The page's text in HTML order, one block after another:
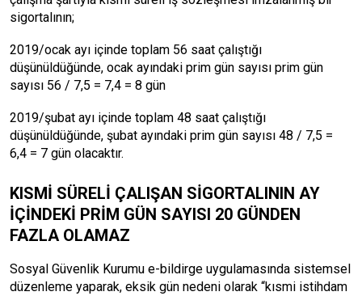
sigortalının;
2019/ocak ayı içinde toplam 56 saat çalıştığı
düşünüldüğünde, ocak ayındaki prim gün sayısı prim gün
sayısı 56 / 7,5 = 7,4 = 8 gün
2019/şubat ayı içinde toplam 48 saat çalıştığı
düşünüldüğünde, şubat ayındaki prim gün sayısı 48 / 7,5 =
6,4 = 7 gün olacaktır.
KISMİ SÜRELİ ÇALIŞAN SİGORTALININ AY
İÇİNDEKİ PRİM GÜN SAYISI 20 GÜNDEN
FAZLA OLAMAZ
Sosyal Güvenlik Kurumu e-bildirge uygulamasında sistemsel
düzenleme yaparak, eksik gün nedeni olarak “kısmi istihdam